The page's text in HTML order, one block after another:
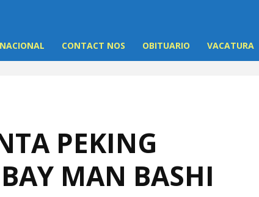
CONTACT NOS OBITUARIO VACATURA
PEKING
MAN BASHI